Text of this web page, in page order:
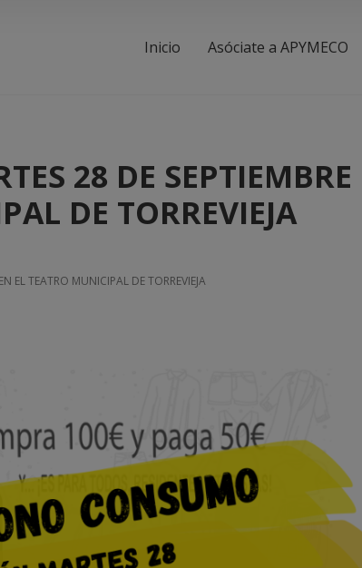
Inicio Asóciate a APYMECO
28 DE SEPTIEMBRE
DE TORREVIEJA
EL TEATRO MUNICIPAL DE TORREVIEJA